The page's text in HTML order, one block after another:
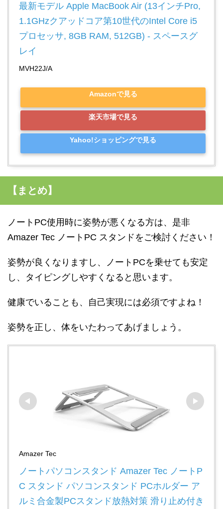
最新モデル Apple MacBook Air (13インチPro,
1.1GHzクアッドコア第10世代のIntel Core i5
プロセッサ, 8GB RAM, 512GB) - スペースグ
レイ
MVH22J/A
Amazonで見る
楽天市場で見る
Yahoo!ショッピングで見る
【まとめ】
ノート PC使用時に姿勢が悪くなる方は、是非
Amazer Tec ノート PC スタンドをご検討ください！
姿勢が良くなりますし、ノート PCを乗せても安定
し、タイピングしやすくなると思います。
健康でいることも、自己実現には必須ですよね！
姿勢を正し、体をいたわってあげましょう。
Amazer Tec
ノートパソコンスタンド Amazer Tec ノートP
C スタンド パソコンスタンド PCホルダー ア
ルミ合金製PCスタンド放熱対策 滑り止め付き